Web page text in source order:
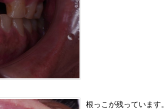
根っこが残っています。